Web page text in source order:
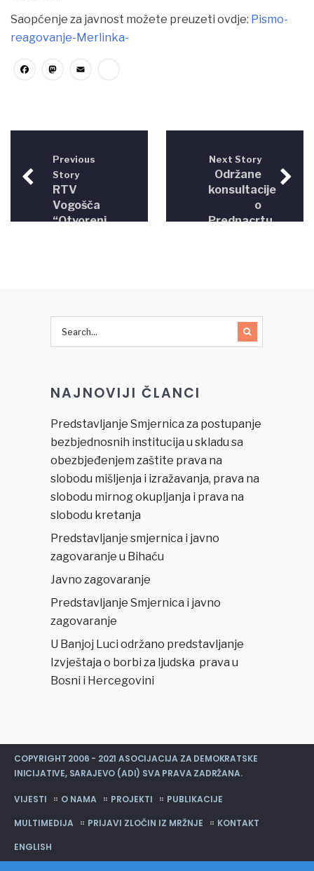
Saopćenje za javnost možete preuzeti ovdje: Pismo-
reagovanje-Merlinka-
Facebook
Mastodon
Previous
Story
RTV
Vogošča
“Otvoreni
Next Story
Održane
konsultacije
o
Prednacrtu
NAJNOVIJI ČLANCI
Predstavljanje Smjernica za postupanje
bezbjednosnih institucija u skladu sa
obezbjeđenjem zaštite prava na
slobodu mišljenja i izražavanja, prava na
slobodu mirnog okupljanja i prava na
slobodu kretanja
Predstavljanje smjernica i javno
zagovaranje u Bihaću
Javno zagovaranje
Predstavljanje Smjernica i javno
zagovaranje
U Banjoj Luci održano predstavljanje
Izvještaja o borbi za ljudska prava u
Bosni i Hercegovini
COPYRIGHT 2006 - 2021 ASOCIJACIJA ZA DEMOKRATSKE
INICIJATIVE, SARAJEVO (ADI) SVA PRAVA ZADRŽANA.
VIJESTI O NAMA PROJEKTI
PUBLIKACIJE
MULTIMEDIJA
PRIJAVI ZLOČIN IZ MRŽNJE
KONTAKT
ENGLISH